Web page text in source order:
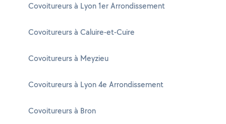
Covoitureurs à Lyon 1er Arrondissement
Covoitureurs à Caluire-et-Cuire
Covoitureurs à Meyzieu
Covoitureurs à Lyon 4e Arrondissement
Covoitureurs à Bron